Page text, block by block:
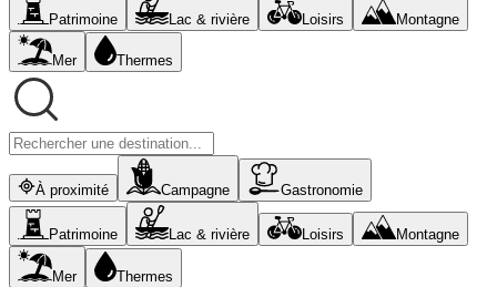
Patrimoine Lac & rivière Loisirs Montagne
Mer Thermes
À proximité Campagne Gastronomie
Patrimoine Lac & rivière Loisirs Montagne
Mer Thermes